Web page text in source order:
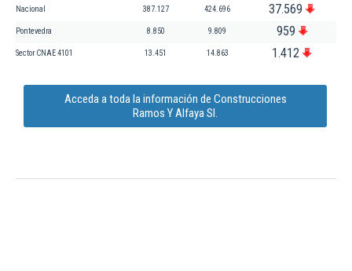
Nacional 387.127 424.696 37.569
Pontevedra 8.850 9.809 959
Sector CNAE 4101 13.451 14.863 1.412
Acceda a toda la información de Construcciones
Ramos Y Alfaya Sl.